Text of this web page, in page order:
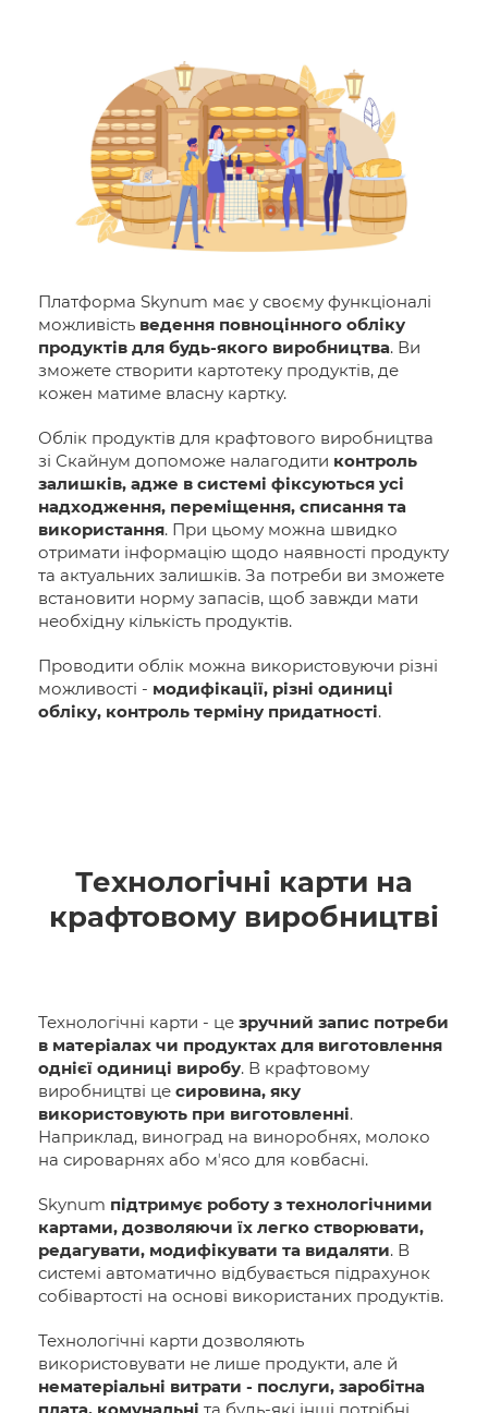
Платформа Skynum має у своєму функціоналі
можливість ведення повноцінного обліку
продуктів для будь-якого виробництва. Ви
зможете створити картотеку продуктів, де
кожен матиме власну картку.
Облік продуктів для крафтового виробництва
зі Скайнум допоможе налагодити контроль
залишків, адже в системі фіксуються усі
надходження, переміщення, списання та
використання. При цьому можна швидко
отримати інформацію щодо наявності продукту
та актуальних залишків. За потреби ви зможете
встановити норму запасів, щоб завжди мати
необхідну кількість продуктів.
Проводити облік можна використовуючи різні
можливості - модифікації, різні одиниці
обліку, контроль терміну придатності.
Технологічні карти на
крафтовому виробництві
Технологічні карти - це зручний запис потреби
в матеріалах чи продуктах для виготовлення
однієї одиниці виробу. В крафтовому
виробництві це сировина, яку
використовують при виготовленні.
Наприклад, виноград на виноробнях, молоко
на сироварнях або мʼясо для ковбасні.
Skynum підтримує роботу з технологічними
картами, дозволяючи їх легко створювати,
редагувати, модифікувати та видаляти. В
системі автоматично відбувається підрахунок
собівартості на основі використаних продуктів.
Технологічні карти дозволяють
використовувати не лише продукти, але й
нематеріальні витрати - послуги, заробітна